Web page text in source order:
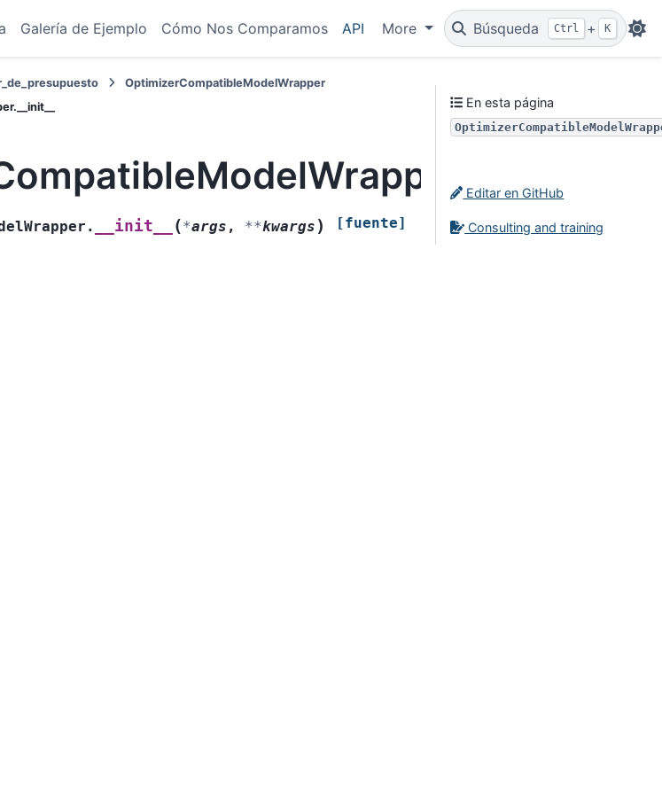
Galería de Ejemplo Cómo Nos Comparamos API More Búsqueda Ctrl + K
OptimizerCompatibleModelWrapper
__init__ (*args , **kwargs ) [fuente]
En esta página
Editar en GitHub
Consulting and training